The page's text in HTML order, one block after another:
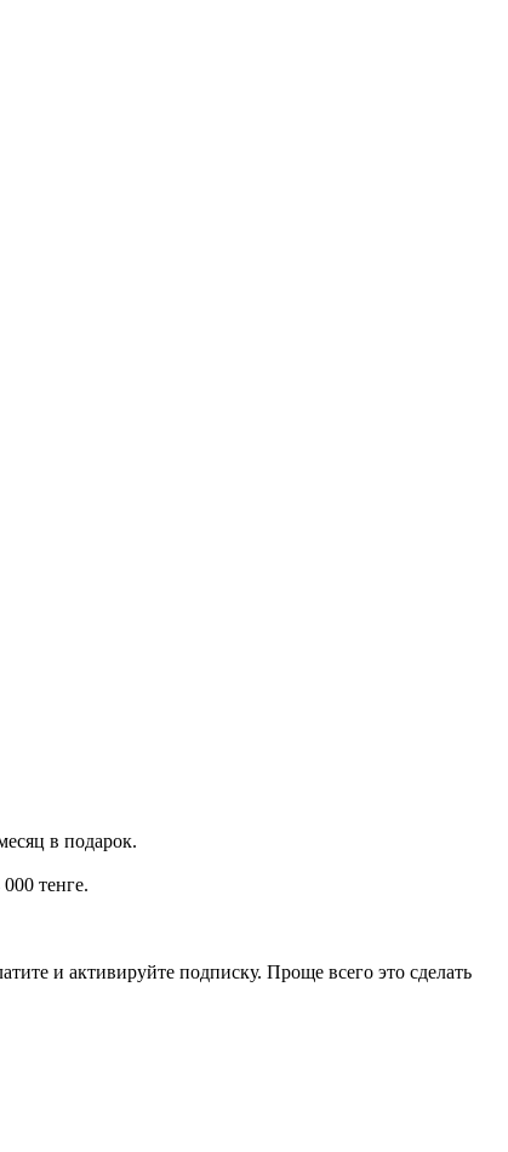
в подарок.
тенге.
и активируйте подписку. Проще всего это сделать